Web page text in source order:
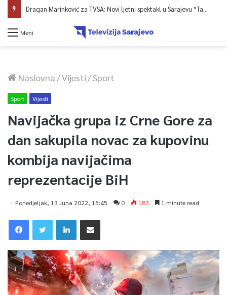
Dragan Marinković za TVSA: Novi ljetni spektakl u Sarajevu “Tabia at Night”
Meni
Naslovna/Vijesti/Sport
Sport Vijesti
Navijačka grupa iz Crne Gore za
dan sakupila novac za kupovinu
kombija navijačima
reprezentacije BiH
Ponedjeljak, 13 Juna 2022, 15:45 0 183 1 minute read